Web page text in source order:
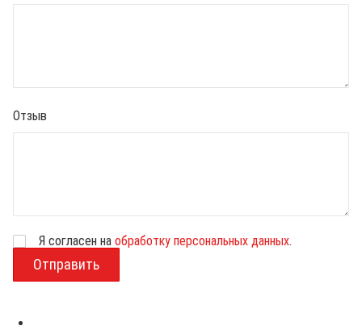
Отзыв
з
Я согласен на обработку персональных данных.